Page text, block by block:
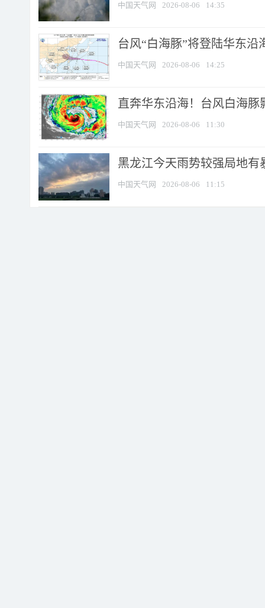
中国天气网 2026-08-06 14:35
台风“白海豚”将登陆华东沿
中国天气网 2026-08-06 14:25
直奔华东沿海！台风白海豚
中国天气网 2026-08-06 11:30
黑龙江今天雨势较强局地有
中国天气网 2026-08-06 11:15